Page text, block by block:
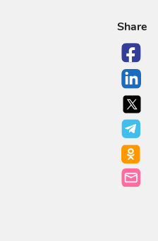
Share